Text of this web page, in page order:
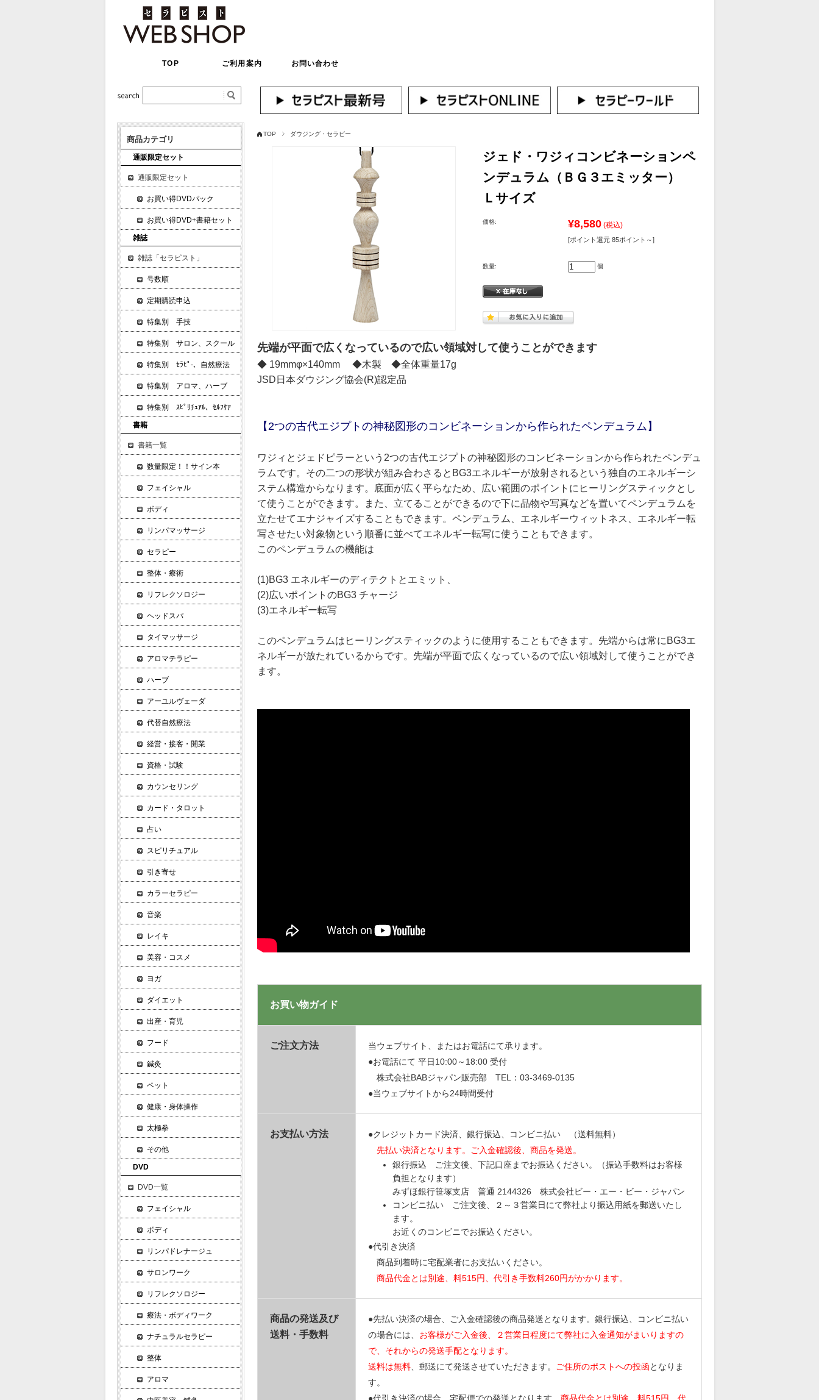
TOP ご利用案内 お問い合わせ
TOP ダウジング・セラピー
ジェド・ワジィコンビネーションペ
ンデュラム（ＢＧ３エミッター）
Ｌサイズ
価格: ¥8,580 (税込)
[ポイント還元 85ポイント～]
数量: 個
先端が平面で広くなっているので広い領域対して使うことができます
◆ 19mmφ×140mm ◆木製 ◆全体重量17g
JSD日本ダウジング協会(R)認定品
【2つの古代エジプトの神秘図形のコンビネーションから作られたペンデュラム】
ワジィとジェドピラーという2つの古代エジプトの神秘図形のコンビネーションから作られたペンデュ
ラムです。その二つの形状が組み合わさるとBG3エネルギーが放射されるという独自のエネルギーシ
ステム構造からなります。底面が広く平らなため、広い範囲のポイントにヒーリングスティックとし
て使うことができます。また、立てることができるので下に品物や写真などを置いてペンデュラムを
立たせてエナジャイズすることもできます。ペンデュラム、エネルギーウィットネス、エネルギー転
写させたい対象物という順番に並べてエネルギー転写に使うこともできます。
このペンデュラムの機能は
(1)BG3 エネルギーのディテクトとエミット、
(2)広いポイントのBG3 チャージ
(3)エネルギー転写
このペンデュラムはヒーリングスティックのように使用することもできます。先端からは常にBG3エ
ネルギーが放たれているからです。先端が平面で広くなっているので広い領域対して使うことができ
ます。
お買い物ガイド
ご注文方法
当ウェブサイト、またはお電話にて承ります。
●お電話にて 平日10:00～18:00 受付
株式会社BABジャパン販売部 TEL：03-3469-0135
●当ウェブサイトから24時間受付
お支払い方法
●クレジットカード決済、銀行振込、コンビニ払い （送料無料）
先払い決済となります。ご入金確認後、商品を発送。
銀行振込 ご注文後、下記口座までお振込ください。（振込手数料はお客様
負担となります）
みずほ銀行笹塚支店 普通 2144326 株式会社ビー・エー・ビー・ジャパン
コンビニ払い ご注文後、２～３営業日にて弊社より振込用紙を郵送いたし
ます。
お近くのコンビニでお振込ください。
●代引き決済
商品到着時に宅配業者にお支払いください。
商品代金とは別途、料515円、代引き手数料260円がかかります。
商品の発送及び
送料・手数料
●先払い決済の場合、ご入金確認後の商品発送となります。銀行振込、コンビニ払い
の場合には、 お客様がご入金後、２営業日程度にて弊社に入金通知がまいりますの
で、それからの発送手配となります。
送料は無料 、郵送にて発送させていただきます。 ご住所のポストへの投函となりま
す。
●代引き決済の場合、宅配便での発送となります。 商品代金とは別途、料515円、代
商品カテゴリ
通販限定セット
通販限定セット
お買い得DVDパック
お買い得DVD+書籍セット
雑誌
雑誌「セラピスト」
号数順
定期購読申込
特集別 手技
特集別 サロン、スクール
特集別 ｾﾗﾋﾟ-、自然療法
特集別 アロマ、ハーブ
特集別 ｽﾋﾟﾘﾁｭｱﾙ、ｾﾙﾌｹｱ
書籍
書籍一覧
数量限定！！サイン本
フェイシャル
ボディ
リンパマッサージ
セラピー
整体・療術
リフレクソロジー
ヘッドスパ
タイマッサージ
アロマテラピー
ハーブ
アーユルヴェーダ
代替自然療法
経営・接客・開業
資格・試験
カウンセリング
カード・タロット
占い
スピリチュアル
引き寄せ
カラーセラピー
音楽
レイキ
美容・コスメ
ヨガ
ダイエット
出産・育児
フード
鍼灸
ペット
健康・身体操作
太極拳
その他
DVD
DVD一覧
フェイシャル
ボディ
リンパドレナージュ
サロンワーク
リフレクソロジー
療法・ボディワーク
ナチュラルセラピー
整体
アロマ